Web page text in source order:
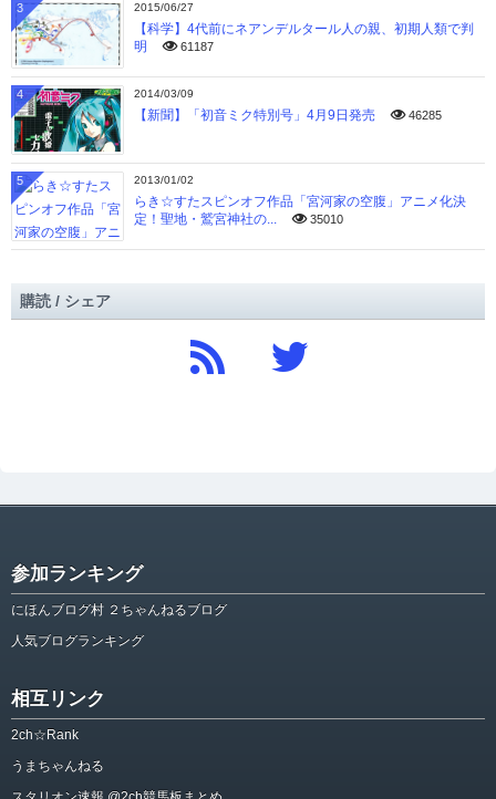
2015/06/27
【科学】4代前にネアンデルタール人の親、初期人類で判
明
61187
3
2014/03/09
【新聞】「初音ミク特別号」4月9日発売 46285
4
2013/01/02
らき☆すたスピンオフ作品「宮河家の空腹」アニメ化決
定！聖地・鷲宮神社の...
35010
5
購読 / シェア
参加ランキング
にほんブログ村 ２ちゃんねるブログ
人気ブログランキング
相互リンク
2ch☆Rank
うまちゃんねる